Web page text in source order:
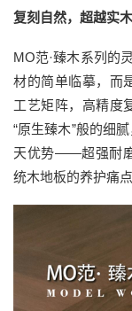
复刻自然，超越实
MO范·臻木系列的
材的简单临摹，而
工艺矩阵，高精度
“原生臻木”般的细
天优势——超强耐
统木地板的养护痛点